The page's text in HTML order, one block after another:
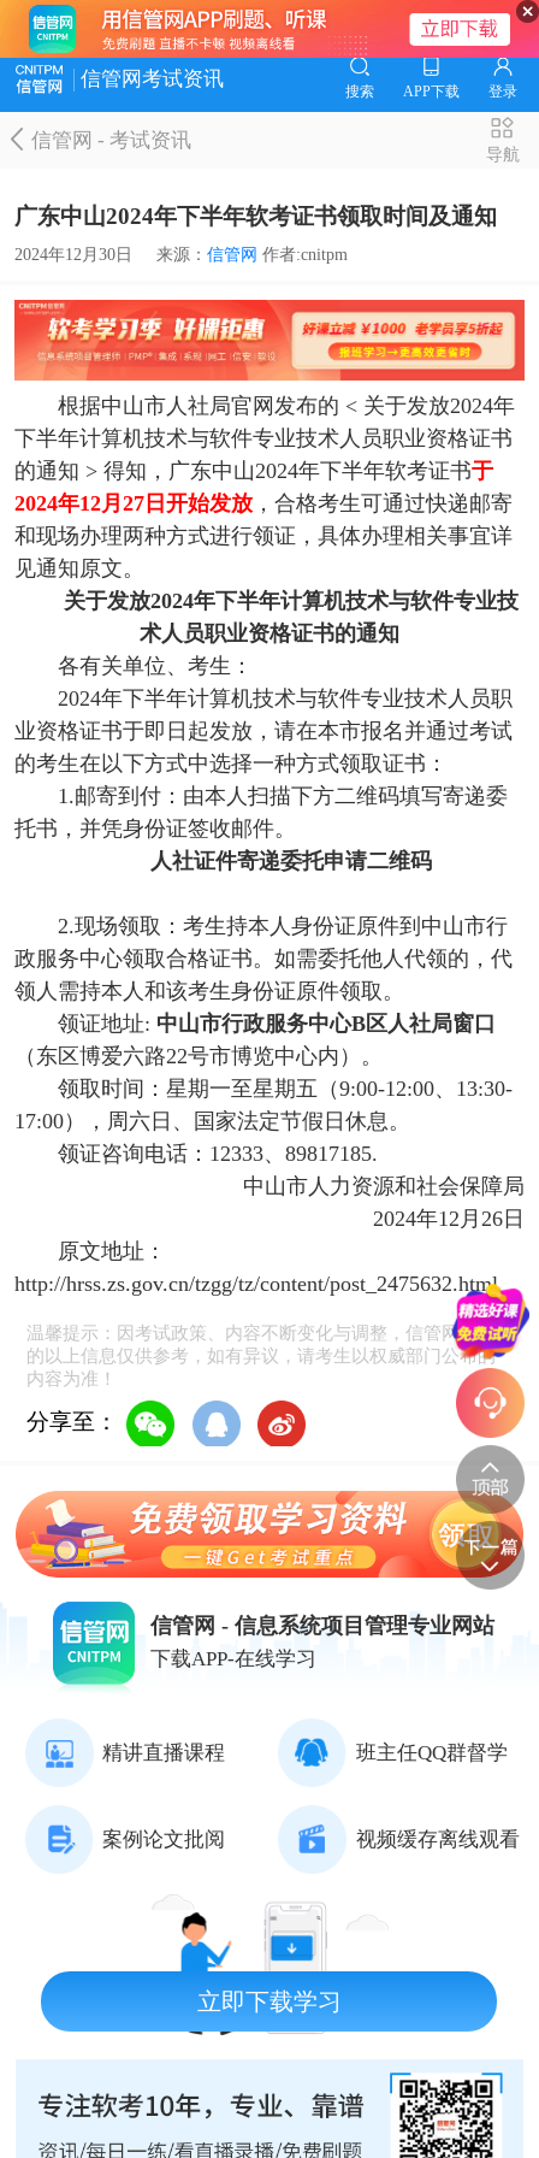
信管网考试资讯
搜索 APP下载 登录
信管网-考试资讯
导航
广东中山2024年下半年软考证书领取时间及通知
2024年12月30日 来源： 信管网 作者:cnitpm
根据中山市人社局官网发布的 < 关于发放2024年
下半年计算机技术与软件专业技术人员职业资格证书
的通知 > 得知，广东中山2024年下半年软考证书于
2024年12月27日开始发放，合格考生可通过快递邮寄
和现场办理两种方式进行领证，具体办理相关事宜详
见通知原文。
关于发放2024年下半年计算机技术与软件专业技
术人员职业资格证书的通知
各有关单位、考生：
2024年下半年计算机技术与软件专业技术人员职
业资格证书于即日起发放，请在本市报名并通过考试
的考生在以下方式中选择一种方式领取证书：
1.邮寄到付：由本人扫描下方二维码填写寄递委
托书，并凭身份证签收邮件。
人社证件寄递委托申请二维码
2.现场领取：考生持本人身份证原件到 中山市行
政服务中心领取合格证书。如需委托他人代领的，代
领人需持本人和该考生身份证原件领取。
领证地址: 中山市行政服务中心B区人社局窗口
（东区博爱六路22号市博览中心内）。
领取时间：星期一至星期五（9:00-12:00、13:30-
17:00），周六日、国家法定节假日休息。
领证咨询电话：12333、89817185.
中山市人力资源和社会保障局
2024年12月26日
原文地址：
http://hrss.zs.gov.cn/tzgg/tz/content/post_2475632.html
温馨提示：因考试政策、内容不断变化与调整，信管网提供
的以上信息仅供参考，如有异议，请考生以权威部门公布的
内容为准！
分享至：
信管网 - 信息系统项目管理专业网站
下载APP-在线学习
精讲直播课程 班主任QQ群督学
案例论文批阅 视频缓存离线观看
立即下载学习